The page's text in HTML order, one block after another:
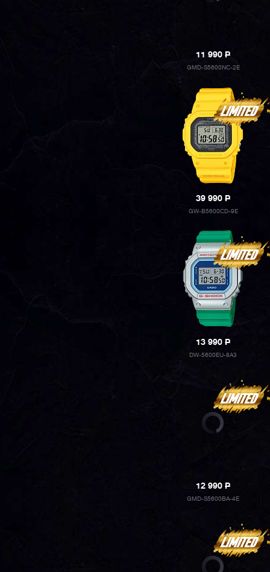
11 990P
GMD-S5600NC-2E
39 990P
GW-B5600CD-9E
13 990P
DW-5600EU-8A3
12 990P
GMD-S5600BA-4E